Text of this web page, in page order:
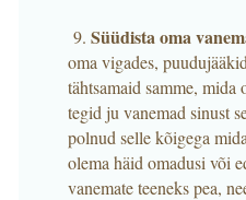
9. Süüdista oma
oma vigades,
tähtsamaid samme,
tegid ju vanemad sinust
polnud selle kõigega
olema häid omadusi või
vanemate teeneks pea,